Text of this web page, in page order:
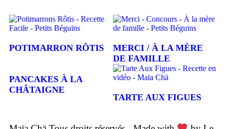
POTIMARRON RÔTIS
MERCI / À LA MÈRE
DE FAMILLE
PANCAKES À LA
CHÂTAIGNE
TARTE AUX FIGUES